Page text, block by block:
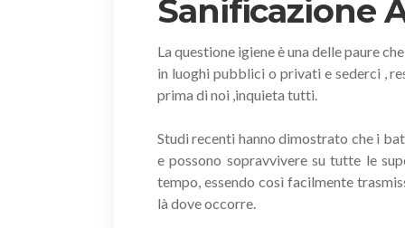
Sanificazione
La questione igiene è una delle paure
in luoghi pubblici o privati e sederci ,
prima di noi ,inquieta tutti.
Studi recenti hanno dimostrato che i
e possono sopravvivere su tutte le
tempo, essendo così facilmente
là dove occorre.